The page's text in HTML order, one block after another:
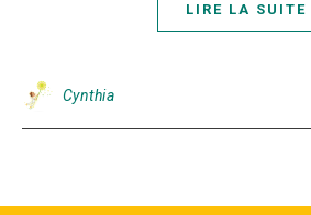
LIRE LA SUITE
Cynthia